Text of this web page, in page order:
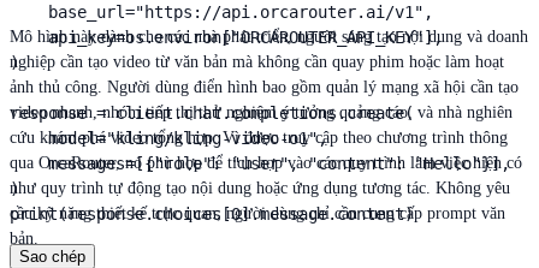
Mô hình này dành cho các nhà phát triển, người sáng tạo nội dung và doanh
nghiệp cần tạo video từ văn bản mà không cần quay phim hoặc làm hoạt
ảnh thủ công. Người dùng điển hình bao gồm quản lý mạng xã hội cần tạo
video nhanh, nhóm tiếp thị thử nghiệm ý tưởng quảng cáo, và nhà nghiên
cứu khám phá video tổng hợp. Vì được truy cập theo chương trình thông
qua OrcaRouter, nó phù hợp để tích hợp vào các quy trình làm việc hiện có
như quy trình tự động tạo nội dung hoặc ứng dụng tương tác. Không yêu
cầu kỹ năng thiết kế trực quan; người dùng chỉ cần cung cấp prompt văn
bản.
    base_url="https://api.orcarouter.ai/v1",
    api_key=os.environ["ORCAROUTER_API_KEY"],
)
response = client.chat.completions.create(
    model="kling/kling-video-o1",
    messages=[{"role": "user", "content": "Hello"}],
)
print(response.choices[0].message.content)
Sao chép